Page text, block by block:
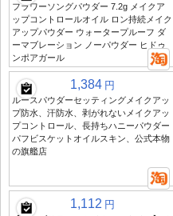
フラワーソングパウダー 7.2g メイクア
ップコントロールオイル ロン持続メイク
アップパウダー ウォータープルーフ ダ
ーマブレーション ノーパウダー ヒドゥ
ンポアガール
1,384 円
ルースパウダーセッティングメイクアッ
プ防水、汗防水、剥がれないメイクアッ
プコントロール、長持ちハニーパウダー
パフビスケットオイルスキン、公式本物
の旗艦店
1,112 円